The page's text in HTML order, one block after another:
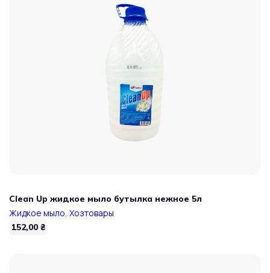
Clean Up жидкое мыло бутылка нежное 5л
Жидкое мыло, Хозтовары
152,00₴